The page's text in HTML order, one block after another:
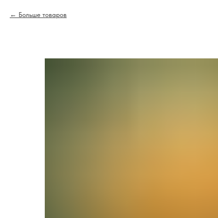
Больше товаров